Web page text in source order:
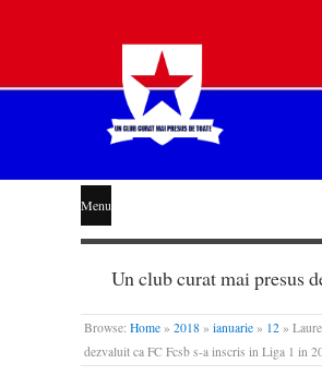
STEAUA
LIBERĂ
Menu
Un club curat mai presus
Browse: Home » 2018 » ianuarie » 12 »
dezvaluit ca FC Fcsb s-a inscris in Liga 1 in